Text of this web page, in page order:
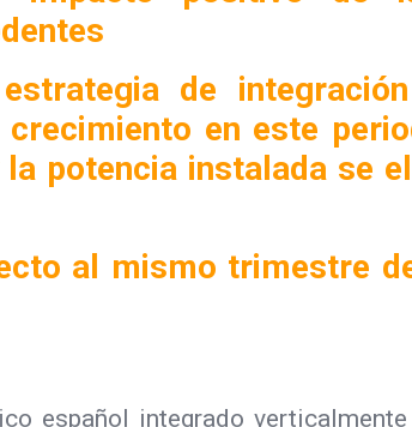
de
en este
potencia instalada se
al mismo trimestre
español integrado